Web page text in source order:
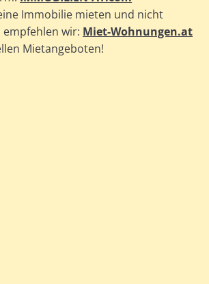
Immobilie mieten und nicht
wir: Miet-Wohnungen.at
Mietangeboten!